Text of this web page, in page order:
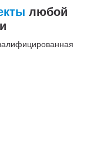
любой